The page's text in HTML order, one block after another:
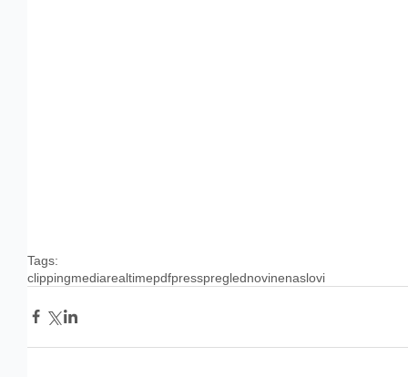
Tags:
clippingmediarealtimepdfpresspreglednovinenaslovi